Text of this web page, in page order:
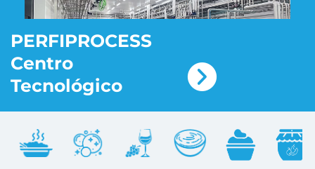
PERFIPROCESS
Centro
Tecnológico